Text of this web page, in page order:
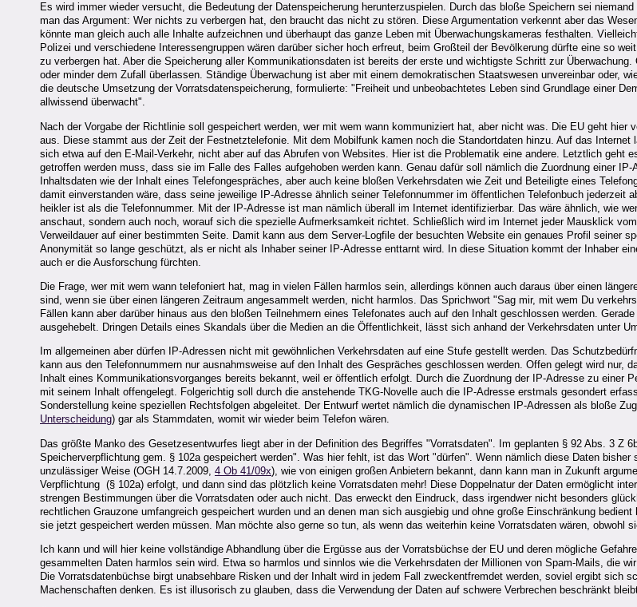
Es wird immer wieder versucht, die Bedeutung der Datenspeicherung herunterzuspielen. Durch das bloße Speichern sei
man das Argument: Wer nichts zu verbergen hat, den braucht das nicht zu stören. Diese Argumentation verkennt aber das
könnte man gleich auch alle Inhalte aufzeichnen und überhaupt das ganze Leben mit Überwachungskameras festhalten.
Polizei und verschiedene Interessengruppen wären darüber sicher hoch erfreut, beim Großteil der Bevölkerung dürfte eine so
zu verbergen hat. Aber die Speicherung aller Kommunikationsdaten ist bereits der erste und wichtigste Schritt zur
oder minder dem Zufall überlassen. Ständige Überwachung ist aber mit einem demokratischen Staatswesen unvereinbar oder,
die deutsche Umsetzung der Vorratsdatenspeicherung, formulierte: "Freiheit und unbeobachtetes Leben sind Grundlage einer
allwissend überwacht".
Nach der Vorgabe der Richtlinie soll gespeichert werden, wer mit wem wann kommuniziert hat, aber nicht was. Die EU geht
aus. Diese stammt aus der Zeit der Festnetztelefonie. Mit dem Mobilfunk kamen noch die Standortdaten hinzu. Auf das
sich etwa auf den E-Mail-Verkehr, nicht aber auf das Abrufen von Websites. Hier ist die Problematik eine andere. Letztlich geht
getroffen werden muss, dass sie im Falle des Falles aufgehoben werden kann. Genau dafür soll nämlich die Zuordnung einer
Inhaltsdaten wie der Inhalt eines Telefongespräches, aber auch keine bloßen Verkehrsdaten wie Zeit und Beteiligte eines
damit einverstanden wäre, dass seine jeweilige IP-Adresse ähnlich seiner Telefonnummer im öffentlichen Telefonbuch
heikler ist als die Telefonnummer. Mit der IP-Adresse ist man nämlich überall im Internet identifizierbar. Das wäre ähnlich, wie
anschaut, sondern auch noch, worauf sich die spezielle Aufmerksamkeit richtet. Schließlich wird im Internet jeder Mausklick
Verweildauer auf einer bestimmten Seite. Damit kann aus dem Server-Logfile der besuchten Website ein genaues Profil seiner
Anonymität so lange geschützt, als er nicht als Inhaber seiner IP-Adresse enttarnt wird. In diese Situation kommt der Inhaber
auch er die Ausforschung fürchten.
Die Frage, wer mit wem wann telefoniert hat, mag in vielen Fällen harmlos sein, allerdings können auch daraus über einen
sind, wenn sie über einen längeren Zeitraum angesammelt werden, nicht harmlos. Das Sprichwort "Sag mir, mit wem Du
Fällen kann aber darüber hinaus aus den bloßen Teilnehmern eines Telefonates auch auf den Inhalt geschlossen werden.
ausgehebelt. Dringen Details eines Skandals über die Medien an die Öffentlichkeit, lässt sich anhand der Verkehrsdaten unter
Im allgemeinen aber dürfen IP-Adressen nicht mit gewöhnlichen Verkehrsdaten auf eine Stufe gestellt werden. Das
kann aus den Telefonnummern nur ausnahmsweise auf den Inhalt des Gespräches geschlossen werden. Offen gelegt wird
Inhalt eines Kommunikationsvorganges bereits bekannt, weil er öffentlich erfolgt. Durch die Zuordnung der IP-Adresse zu einer
mit seinem Inhalt offengelegt. Folgerichtig soll durch die anstehende TKG-Novelle auch die IP-Adresse erstmals gesondert
Sonderstellung keine speziellen Rechtsfolgen abgeleitet. Der Entwurf wertet nämlich die dynamischen IP-Adressen als bloße
Unterscheidung) gar als Stammdaten, womit wir wieder beim Telefon wären.
Das größte Manko des Gesetzesentwurfes liegt aber in der Definition des Begriffes "Vorratsdaten". Im geplanten § 92 Abs. 3 Z
Speicherverpflichtung gem. § 102a gespeichert werden". Was hier fehlt, ist das Wort "dürfen". Wenn nämlich diese Daten
unzulässiger Weise (OGH 14.7.2009, 4 Ob 41/09x), wie von einigen großen Anbietern bekannt, dann kann man in Zukunft
Verpflichtung (§ 102a) erfolgt, und dann sind das plötzlich keine Vorratsdaten mehr! Diese Doppelnatur der Daten ermöglicht
strengen Bestimmungen über die Vorratsdaten oder auch nicht. Das erweckt den Eindruck, dass irgendwer nicht besonders
rechtlichen Grauzone umfangreich gespeichert wurden und an denen man sich ausgiebig und ohne große Einschränkung
sie jetzt gespeichert werden müssen. Man möchte also gerne so tun, als wenn das weiterhin keine Vorratsdaten wären, obwohl
Ich kann und will hier keine vollständige Abhandlung über die Ergüsse aus der Vorratsbüchse der EU und deren mögliche
gesammelten Daten harmlos sein wird. Etwa so harmlos und sinnlos wie die Verkehrsdaten der Millionen von Spam-Mails, die
Die Vorratsdatenbüchse birgt unabsehbare Risken und der Inhalt wird in jedem Fall zweckentfremdet werden, soviel ergibt
Machenschaften denken. Es ist illusorisch zu glauben, dass die Verwendung der Daten auf schwere Verbrechen beschränkt